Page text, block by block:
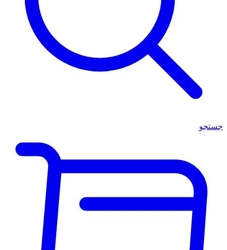
جستجو